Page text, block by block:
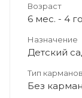
Возраст
6 мес. - 4
Назначение
Детский
Тип карманов
Без